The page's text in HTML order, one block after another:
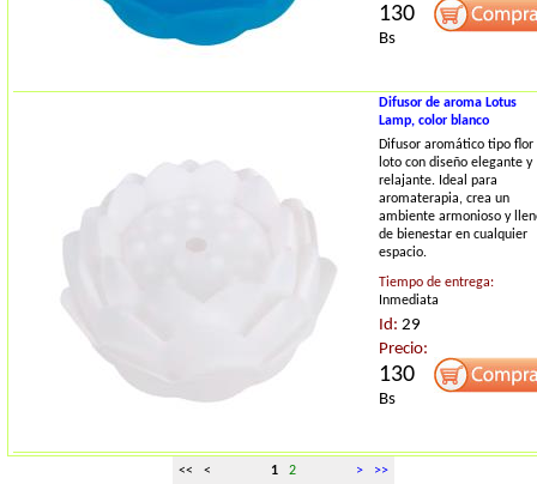
130
Bs
Difusor de aroma Lotus
Lamp, color blanco
Difusor aromático tipo flor
loto con diseño elegante y
relajante. Ideal para
aromaterapia, crea un
ambiente armonioso y
de bienestar en cualquier
espacio.
Tiempo de entrega:
Inmediata
Id: 29
Precio:
130
Bs
<< < 1 2 > >>